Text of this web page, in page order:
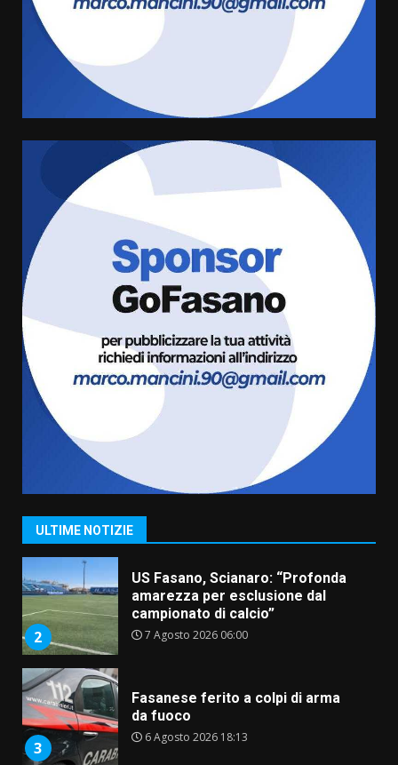
ULTIME NOTIZIE
Carta d’identità: continua il piano
di aperture straordinarie del
Comune di Fasano
cittadina di Fratelli d’Italia,
pronta a tornare in Consiglio
comunale
6 Agosto 2026 08:00
Cura dei beni comuni e
cittadinanza attiva: online
l’avviso per la gestione
condivisa della Villetta di
Laureto
La magia del Minareto e la prima
assoluta de “L’Albergo
Belvedere. Il rapimento”
6 Agosto 2026 06:15
1
“I Contestatori: Musica di
Rivoluzione”: nuovo
appuntamento con “Fasano in
2
US Fasano, Scianaro: “Profonda
amarezza per esclusione dal
campionato di calcio”
7 Agosto 2026 06:00
3
Fasanese ferito a colpi di arma
da fuoco
6 Agosto 2026 18:13